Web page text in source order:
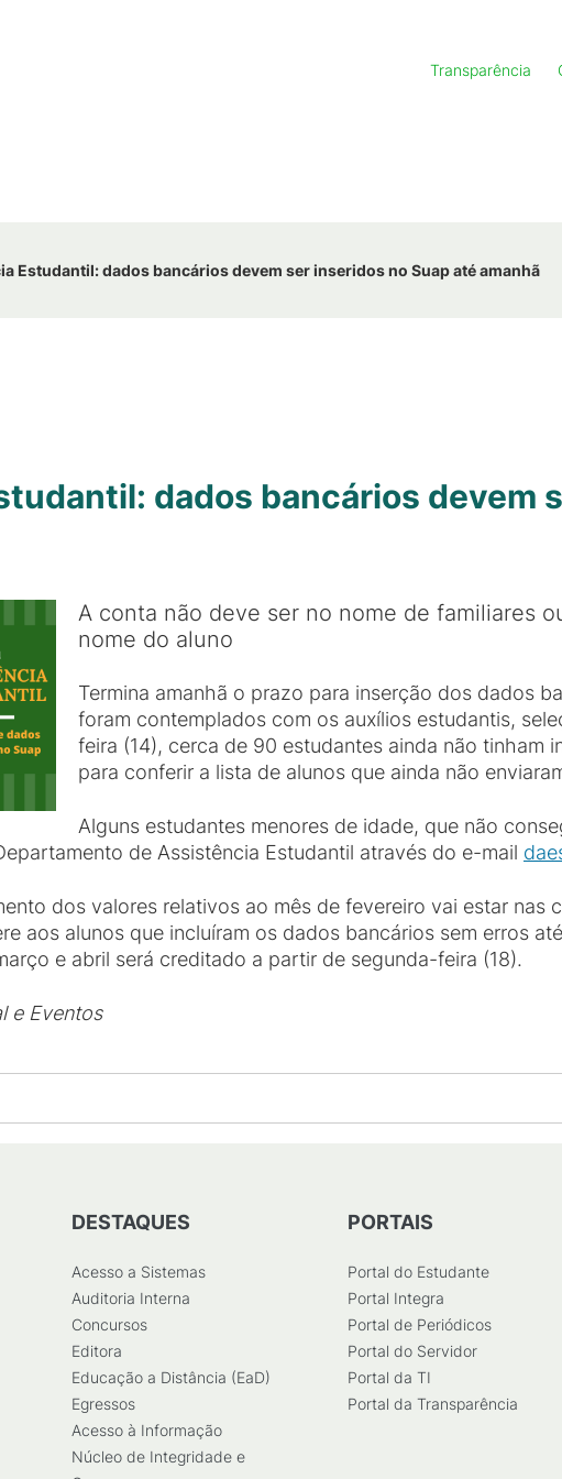
Transparência
Estudantil: dados bancários devem ser inseridos no Suap até amanhã
dados bancários devem
A conta não deve ser no nome de familiares
nome do aluno
Termina amanhã o prazo para inserção dos dados
foram contemplados com os auxílios estudantis,
feira (14), cerca de 90 estudantes ainda não tinham
para conferir a lista de alunos que ainda não
Alguns estudantes menores de idade, que não
de Assistência Estudantil através do e-mail
dos valores relativos ao mês de fevereiro vai estar nas
aos alunos que incluíram os dados bancários sem erros
e abril será creditado a partir de segunda-feira (18).
e Eventos
DESTAQUES
Acesso a Sistemas
Auditoria Interna
Concursos
Editora
Educação a Distância (EaD)
Egressos
Acesso à Informação
Núcleo de Integridade e
PORTAIS
Portal do Estudante
Portal Integra
Portal de Periódicos
Portal do Servidor
Portal da TI
Portal da Transparência